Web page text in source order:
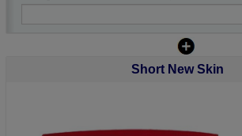
Short New Skin